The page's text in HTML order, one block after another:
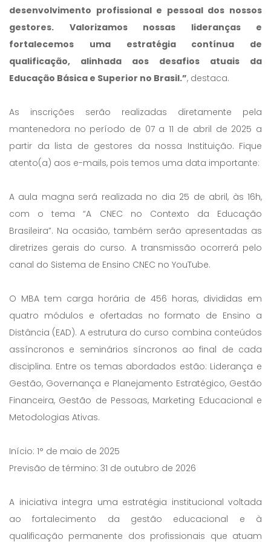
desenvolvimento profissional e pessoal dos nossos
gestores. Valorizamos nossas lideranças e
fortalecemos uma estratégia contínua de
qualificação, alinhada aos desafios atuais da
Educação Básica e Superior no Brasil.”, destaca.
As inscrições serão realizadas diretamente pela
mantenedora no período de 07 a 11 de abril de 2025 a
partir da lista de gestores da nossa Instituição. Fique
atento(a) aos e-mails, pois temos uma data importante:
A aula magna será realizada no dia 25 de abril, às 16h,
com o tema “A CNEC no Contexto da Educação
Brasileira”. Na ocasião, também serão apresentadas as
diretrizes gerais do curso. A transmissão ocorrerá pelo
canal do Sistema de Ensino CNEC no YouTube.
O MBA tem carga horária de 456 horas, divididas em
quatro módulos e ofertadas no formato de Ensino a
Distância (EAD). A estrutura do curso combina conteúdos
assíncronos e seminários síncronos ao final de cada
disciplina. Entre os temas abordados estão: Liderança e
Gestão, Governança e Planejamento Estratégico, Gestão
Financeira, Gestão de Pessoas, Marketing Educacional e
Metodologias Ativas.
Início: 1° de maio de 2025
Previsão de término: 31 de outubro de 2026
A iniciativa integra uma estratégia institucional voltada
ao fortalecimento da gestão educacional e à
qualificação permanente dos profissionais que atuam